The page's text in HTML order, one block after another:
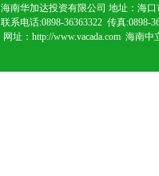
海南华加达投资有限公司 地址：海
联系电话:0898-36363322 传真:0898-
网址：http://www.vacada.com 海南中